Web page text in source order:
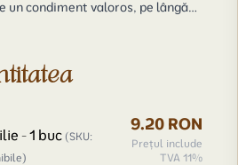
un condiment valoros, pe lângă
- 1 buc (SKU:
9.20 RON
Prețul include
TVA 11%